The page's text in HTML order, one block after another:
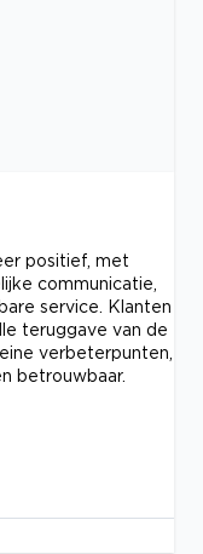
positief, met
communicatie,
service. Klanten
teruggave van de
verbeterpunten,
betrouwbaar.